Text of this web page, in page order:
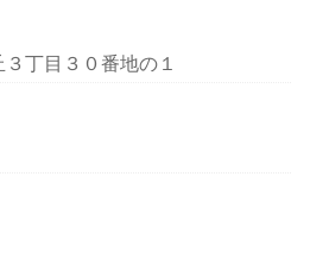
丁目３０番地の１